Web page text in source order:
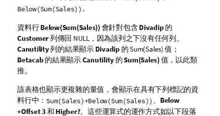
Below(Sum(Sales))。
資料行Below(Sum(Sales)) 會針對包含 Divadip 的
Customer列傳回 NULL，因為該列之下沒有任何列。
Canutility列的結果顯示 Divadip 的Sum(Sales)值；
Betacab 的結果顯示Canutility 的Sum(Sales) 值，以此類
推。
該表格也顯示更複雜的量值，會顯示在具有下列標記的資
料行中： Sum(Sales)+Below(Sum(Sales)) 、 Below
+Offset 3和 Higher?。這些運算式的運作方式如以下段落